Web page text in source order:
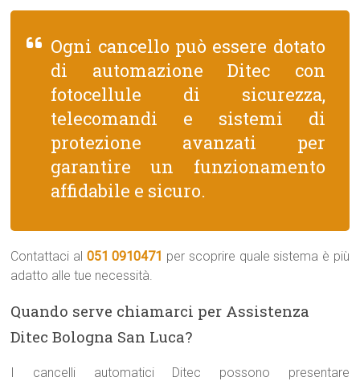
Ogni cancello può essere dotato
di automazione Ditec con
fotocellule di sicurezza,
telecomandi e sistemi di
protezione avanzati per
garantire un funzionamento
affidabile e sicuro.
Contattaci al 051 0910471 per scoprire quale sistema è più
adatto alle tue necessità.
Quando serve chiamarci per Assistenza
Ditec Bologna San Luca?
I cancelli automatici Ditec possono presentare